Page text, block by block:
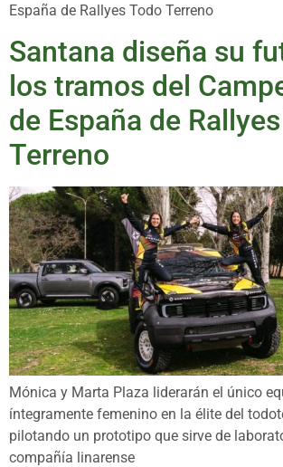
España de Rallyes Todo Terreno
Santana diseña su
los tramos del
de España de
Terreno
Mónica y Marta Plaza liderarán el único
íntegramente femenino en la élite del
pilotando un prototipo que sirve de
compañía linarense